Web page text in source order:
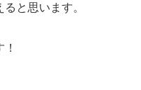
と思います。